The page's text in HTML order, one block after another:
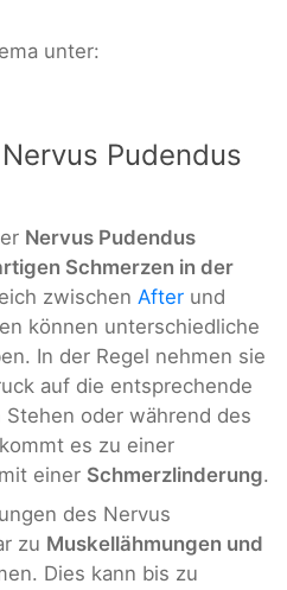
unter:
Pudendus
Nervus Pudendus
Schmerzen in der
zwischen After und
können unterschiedliche
In der Regel nehmen sie
auf die entsprechende
oder während des
es zu einer
einer Schmerzlinderung.
des Nervus
zu Muskellähmungen und
Dies kann bis zu